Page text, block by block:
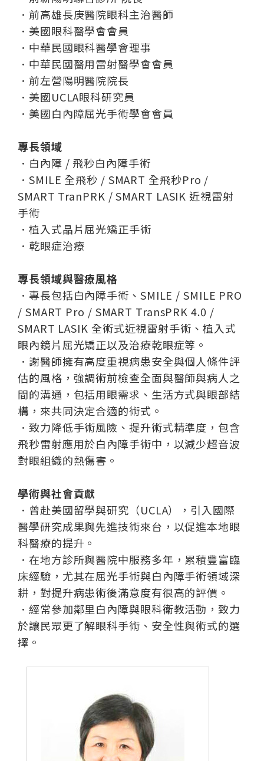
．前高雄長庚醫院眼科主治醫師
．美國眼科醫學會會員
．中華民國眼科醫學會理事
．中華民國醫用雷射醫學會會員
．前左營陽明醫院院長
．美國UCLA眼科研究員
．美國白內障屈光手術學會會員
專長領域
．白內障 / 飛秒白內障手術
．SMILE 全飛秒 / SMART 全飛秒Pro /
SMART TranPRK / SMART LASIK 近視雷射
手術
．植入式晶片屈光矯正手術
．乾眼症治療
專長領域與醫療風格
．專長包括白內障手術、SMILE / SMILE PRO
/ SMART Pro / SMART TransPRK 4.0 /
SMART LASIK 全術式近視雷射手術、植入式
眼內鏡片屈光矯正以及治療乾眼症等。
．謝醫師擁有高度重視病患安全與個人條件評
估的風格，強調術前檢查全面與醫師與病人之
間的溝通，包括用眼需求、生活方式與眼部結
構，來共同決定合適的術式。
．致力降低手術風險、提升術式精準度，包含
飛秒雷射應用於白內障手術中，以減少超音波
對眼組織的熱傷害。
學術與社會貢獻
．曾赴美國留學與研究（UCLA），引入國際
醫學研究成果與先進技術來台，以促進本地眼
科醫療的提升。
．在地方診所與醫院中服務多年，累積豐富臨
床經驗，尤其在屈光手術與白內障手術領域深
耕，對提升病患術後滿意度有很高的評價。
．經常參加鄰里白內障與眼科衛教活動，致力
於讓民眾更了解眼科手術、安全性與術式的選
擇。